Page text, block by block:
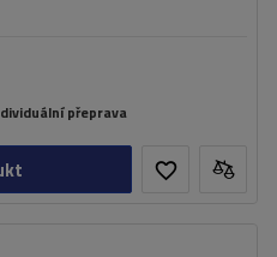
přeprava